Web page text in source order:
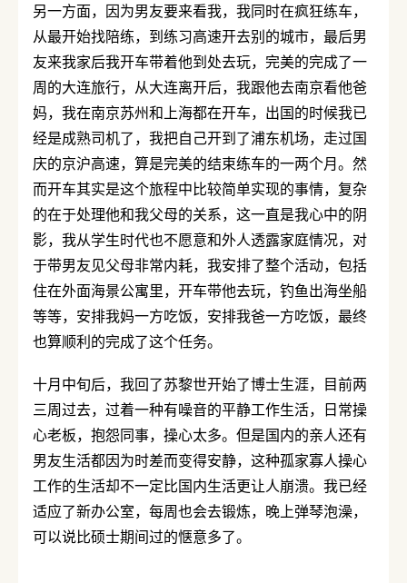
另一方面，因为男友要来看我，我同时在疯狂练车，
从最开始找陪练，到练习高速开去别的城市，最后男
友来我家后我开车带着他到处去玩，完美的完成了一
周的大连旅行，从大连离开后，我跟他去南京看他爸
妈，我在南京苏州和上海都在开车，出国的时候我已
经是成熟司机了，我把自己开到了浦东机场，走过国
庆的京沪高速，算是完美的结束练车的一两个月。然
而开车其实是这个旅程中比较简单实现的事情，复杂
的在于处理他和我父母的关系，这一直是我心中的阴
影，我从学生时代也不愿意和外人透露家庭情况，对
于带男友见父母非常内耗，我安排了整个活动，包括
住在外面海景公寓里，开车带他去玩，钓鱼出海坐船
等等，安排我妈一方吃饭，安排我爸一方吃饭，最终
也算顺利的完成了这个任务。
十月中旬后，我回了苏黎世开始了博士生涯，目前两
三周过去，过着一种有噪音的平静工作生活，日常操
心老板，抱怨同事，操心太多。但是国内的亲人还有
男友生活都因为时差而变得安静，这种孤家寡人操心
工作的生活却不一定比国内生活更让人崩溃。我已经
适应了新办公室，每周也会去锻炼，晚上弹琴泡澡，
可以说比硕士期间过的惬意多了。